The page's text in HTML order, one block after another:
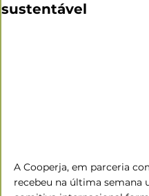
sustentável
A Cooperja, em parceria
recebeu na última semana